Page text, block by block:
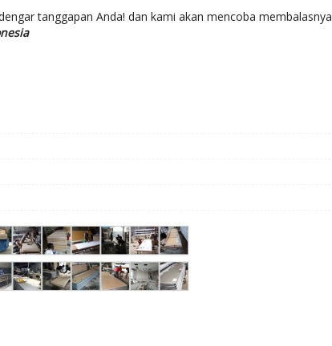
tanggapan Anda! dan kami akan mencoba membalasnya